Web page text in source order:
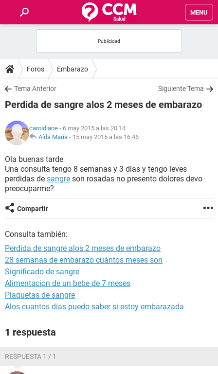
MENU
FOROS
SALUD
NUTRICIÓN
BIENESTAR
SEXUALIDAD
GLOSARIO
Foros Embarazo
Tema Anterior Siguiente Tema
Perdida de sangre alos 2 meses de embarazo
caroldiane - 6 may 2015 a las 20:14
Aída María - 15 may 2015 a las 16:46
Ola buenas tarde
Una consulta tengo 8 semanas y 3 dias y tengo leves
perdidas de sangre son rosadas no presento dolores devo
preocuparme?
Compartir
Consulta también:
Perdida de sangre alos 2 meses de embarazo
28 semanas de embarazo cuántos meses son
Significado de sangre
Alimentacion de un bebe de 7 meses
Plaquetas de sangre
Alos cuantos dias puedo saber si estoy embarazada
1 respuesta
RESPUESTA 1 / 1